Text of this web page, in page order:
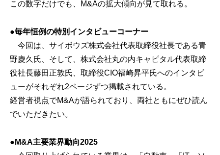
この数字だけでも、M&Aの拡大傾向が見て取れる。
●毎年恒例の特別インタビューコーナー
今回は、サイボウズ株式会社代表取締役社長である青
野慶久氏、そして、株式会社丸の内キャピタル代表取締
役社長藤田正敦氏、取締役CIO福崎昇平氏へのインタビ
ューがそれぞれ2ページずつ掲載されている。
経営者視点でM&Aが語られており、両社ともにぜひ読ん
でいただきたい。
●M&A主要業界動向2025